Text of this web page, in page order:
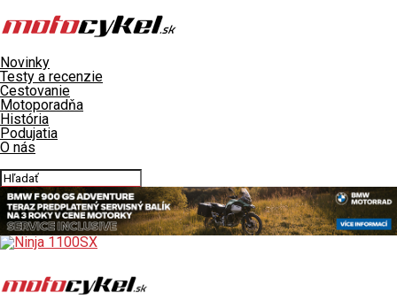
Novinky
Testy a recenzie
Cestovanie
Motoporadňa
História
Podujatia
O nás